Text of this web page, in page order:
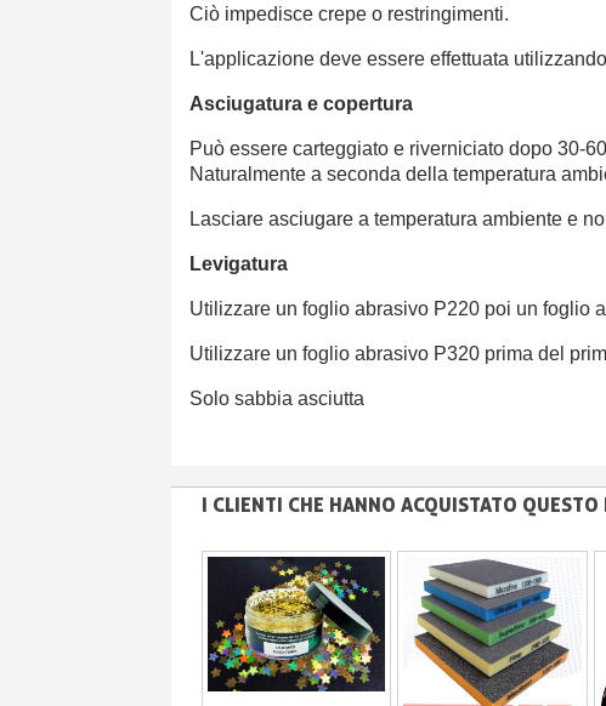
Ciò impedisce crepe o restringimenti.
L'applicazione deve essere effettuata utilizzando
Asciugatura e copertura
Può essere carteggiato e riverniciato dopo 30-
Naturalmente a seconda della temperatura
Lasciare asciugare a temperatura ambiente e
Levigatura
Utilizzare un foglio abrasivo P220 poi un foglio
Utilizzare un foglio abrasivo P320 prima del
Solo sabbia asciutta
I CLIENTI CHE HANNO ACQUISTATO